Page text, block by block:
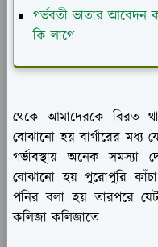
গর্ভবতী ভাতার আবেদন
কি লাগে
থেকে আমাদেরকে বিরত
বোঝানো হয় বার্গারের মধ্য
গর্ভাবস্থায় অনেক সমস্যা
বোঝানো হয় পুরোপুরি
পনির বলা হয় তারপরে
কলিজা কলিজাতে